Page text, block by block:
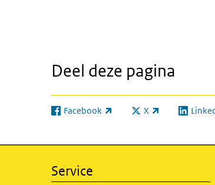
Deel deze pagina
Facebook
(externe link) X
(externe link)(externe
Service